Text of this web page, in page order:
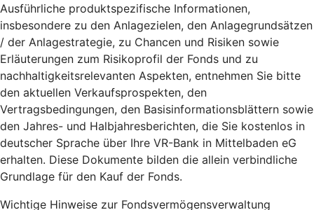
Ausführliche produktspezifische Informationen,
insbesondere zu den Anlagezielen, den Anlagegrundsätzen
/ der Anlagestrategie, zu Chancen und Risiken sowie
Erläuterungen zum Risikoprofil der Fonds und zu
nachhaltigkeitsrelevanten Aspekten, entnehmen Sie bitte
den aktuellen Verkaufsprospekten, den
Vertragsbedingungen, den Basisinformationsblättern sowie
den Jahres- und Halbjahresberichten, die Sie kostenlos in
deutscher Sprache über Ihre VR-Bank in Mittelbaden eG
erhalten. Diese Dokumente bilden die allein verbindliche
Grundlage für den Kauf der Fonds.
Wichtige Hinweise zur Fondsvermögensverwaltung